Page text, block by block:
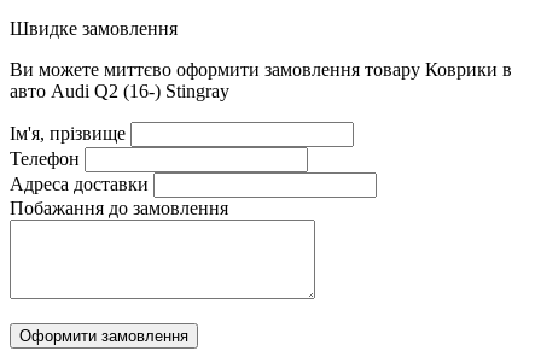
Швидке замовлення
Ви можете миттєво оформити замовлення товару Коврики в
авто Audi Q2 (16-) Stingray
Ім'я, прізвище
Телефон
Адреса доставки
Побажання до замовлення